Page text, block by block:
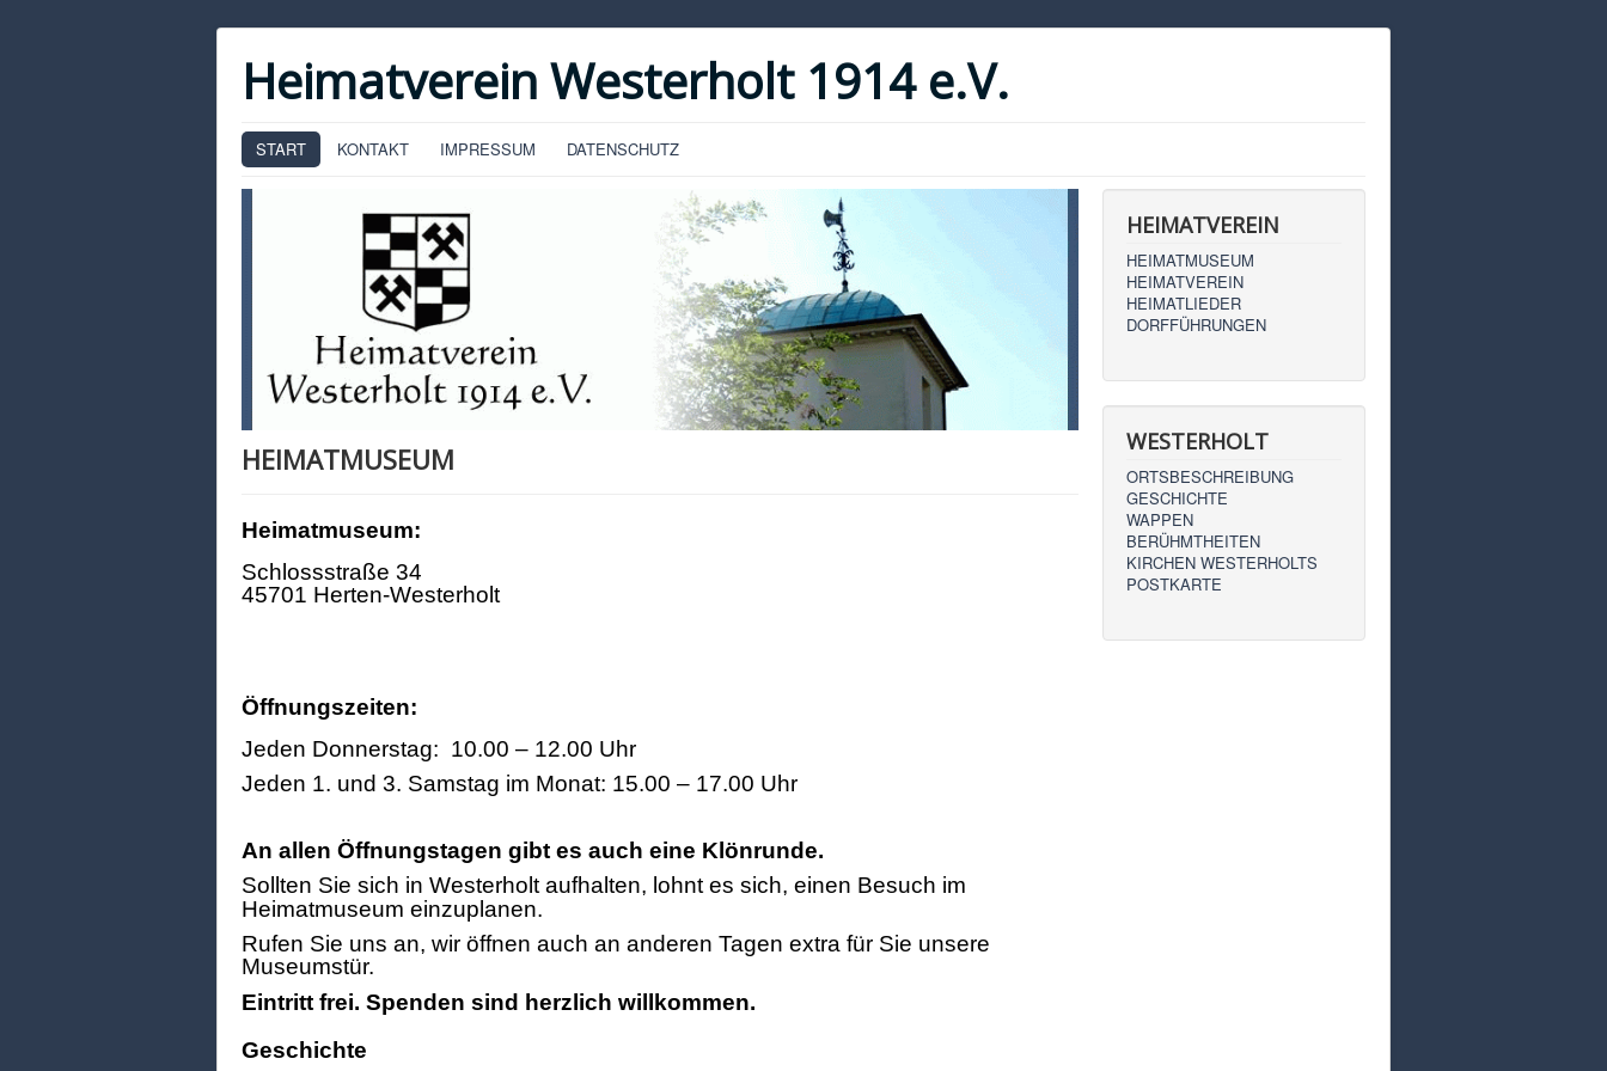
Heimatverein Westerholt 1914 e.V.
START KONTAKT IMPRESSUM DATENSCHUTZ
HEIMATMUSEUM
Heimatmuseum:
Schlossstraße 34
45701 Herten-Westerholt
Öffnungszeiten:
Jeden Donnerstag: 10.00 – 12.00 Uhr
Jeden 1. und 3. Samstag im Monat: 15.00 – 17.00 Uhr
An allen Öffnungstagen gibt es auch eine Klönrunde.
Sollten Sie sich in Westerholt aufhalten, lohnt es sich, einen Besuch im
Heimatmuseum einzuplanen.
Rufen Sie uns an, wir öffnen auch an anderen Tagen extra für Sie unsere
Museumstür.
Eintritt frei. Spenden sind herzlich willkommen.
Geschichte
HEIMATVEREIN
HEIMATMUSEUM
HEIMATVEREIN
HEIMATLIEDER
DORFFÜHRUNGEN
WESTERHOLT
ORTSBESCHREIBUNG
GESCHICHTE
WAPPEN
BERÜHMTHEITEN
KIRCHEN WESTERHOLTS
POSTKARTE